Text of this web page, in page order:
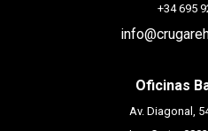
+34 695
Oficinas
Av. Diagonal,